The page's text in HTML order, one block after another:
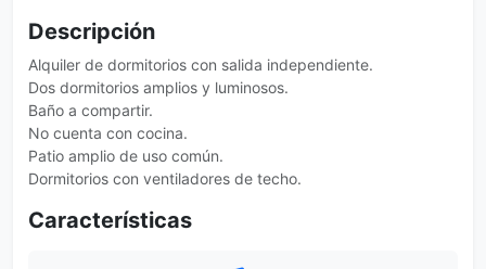
Descripción
Alquiler de dormitorios con salida independiente.
Dos dormitorios amplios y luminosos.
Baño a compartir.
No cuenta con cocina.
Patio amplio de uso común.
Dormitorios con ventiladores de techo.
Características